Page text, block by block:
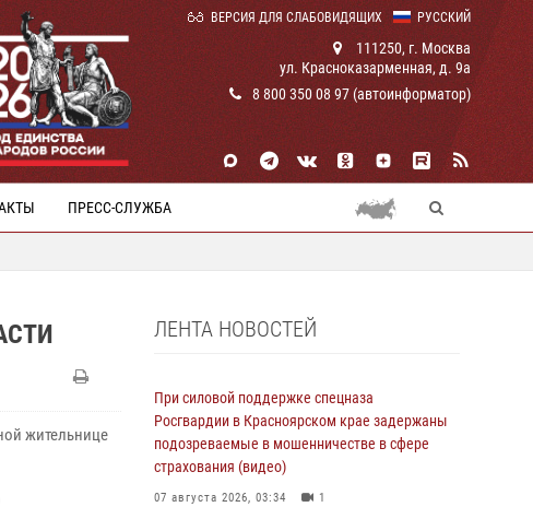
РУССКИЙ
ВЕРСИЯ ДЛЯ СЛАБОВИДЯЩИХ
111250, г. Москва
ул. Красноказарменная, д. 9а
8 800 350 08 97 (автоинформатор)
ПРЕСС-СЛУЖБА
жительнице
ЛЕНТА НОВОСТЕЙ
При силовой поддержке спецназа
Росгвардии в Красноярском крае задержаны
подозреваемые в мошенничестве в сфере
страхования (видео)
07 августа 2026, 03:34 1